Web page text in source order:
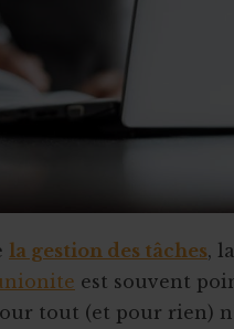
la gestion des tâches,
est souvent
tout (et pour rien)